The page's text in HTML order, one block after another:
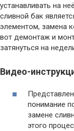
устанавливать на
сливной бак
элементом, замена
вот демонтаж и
затянуться на
Видео-
понимание
замене
этого